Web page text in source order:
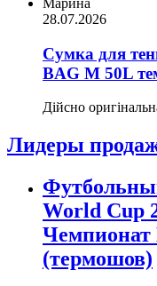
28.07.2026
Сумка для
BAG M 50L
Дійсно
Лидеры
World Cup
(термошов)